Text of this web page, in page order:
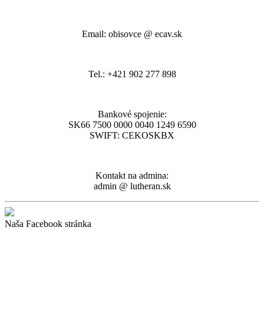
Email: obisovce @ ecav.sk
Tel.: +421 902 277 898
Bankové spojenie:
SK66 7500 0000 0040 1249 6590
SWIFT: CEKOSKBX
Kontakt na admina:
admin @ lutheran.sk
Naša Facebook stránka